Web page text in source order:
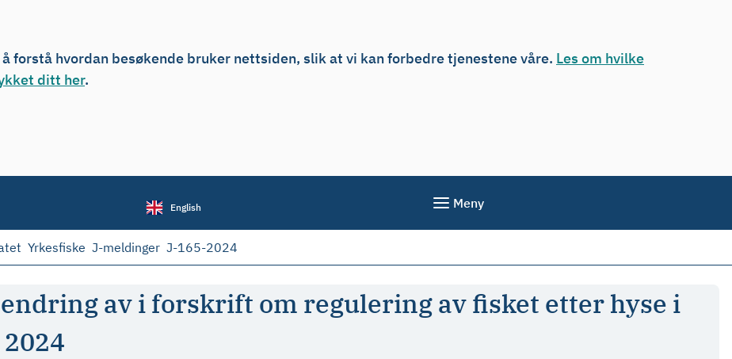
forstå hvordan besøkende bruker nettsiden, slik at vi kan forbedre tjenestene våre. Les om hvilke
ditt her.
English Meny
Yrkesfiske J-meldinger J-165-2024
av i forskrift om regulering av fisket etter hyse i